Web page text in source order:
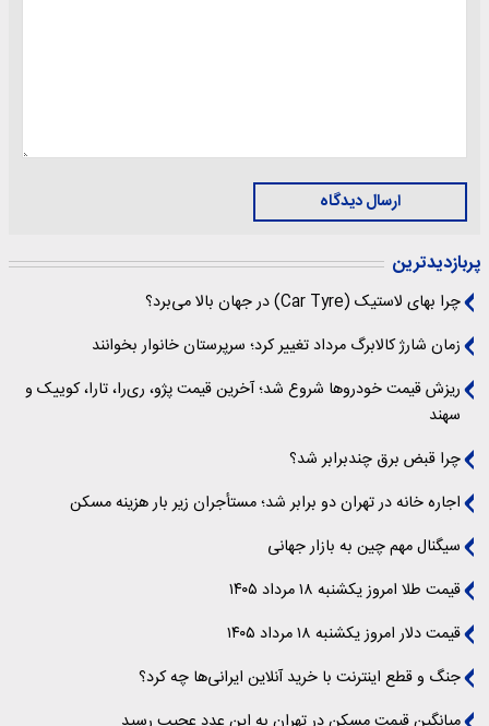
ارسال دیدگاه
پربازدیدترین
چرا بهای لاستیک (Car Tyre) در جهان بالا می‌برد؟
زمان شارژ کالابرگ مرداد تغییر کرد؛ سرپرستان خانوار بخوانند
ریزش قیمت خودروها شروع شد؛ آخرین قیمت پژو، ری‌را، تارا، کوییک و
سهند
چرا قبض برق چندبرابر شد؟
اجاره خانه در تهران دو برابر شد؛ مستأجران زیر بار هزینه مسکن
سیگنال‌ مهم چین به بازار جهانی
قیمت طلا امروز یکشنبه ۱۸ مرداد ۱۴۰۵
قیمت دلار امروز یکشنبه ۱۸ مرداد ۱۴۰۵
جنگ و قطع اینترنت با خرید آنلاین ایرانی‌ها چه کرد؟